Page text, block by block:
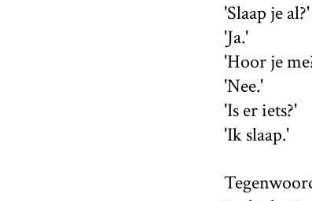
'Slaap je al?'
'Ja.'
'Hoor je
'Nee.'
'Is er iets?'
'Ik slaap.'